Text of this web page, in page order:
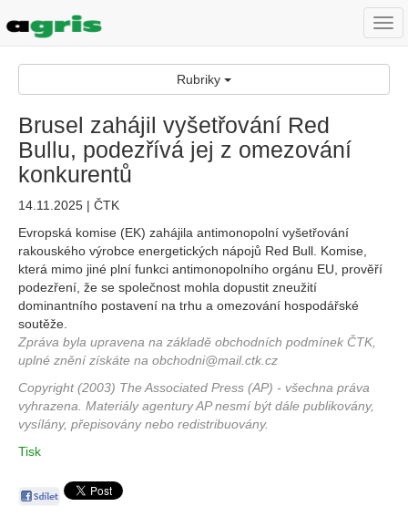
Rubriky
Brusel zahájil vyšetřování Red
Bullu, podezřívá jej z omezování
konkurentů
14.11.2025 | ČTK
Evropská komise (EK) zahájila antimonopolní vyšetřování
rakouského výrobce energetických nápojů Red Bull. Komise,
která mimo jiné plní funkci antimonopolního orgánu EU, prověří
podezření, že se společnost mohla dopustit zneužití
dominantního postavení na trhu a omezování hospodářské
soutěže.
Zpráva byla upravena na základě obchodních podmínek ČTK,
uplné znění získáte na obchodni@mail.ctk.cz
Copyright (2003) The Associated Press (AP) - všechna práva
vyhrazena. Materiály agentury AP nesmí být dále publikovány,
vysílány, přepisovány nebo redistribuovány.
Tisk